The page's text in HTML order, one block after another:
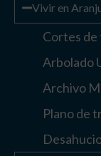
Vivir en
Cortes
Arbolado
Archivo
Plano de